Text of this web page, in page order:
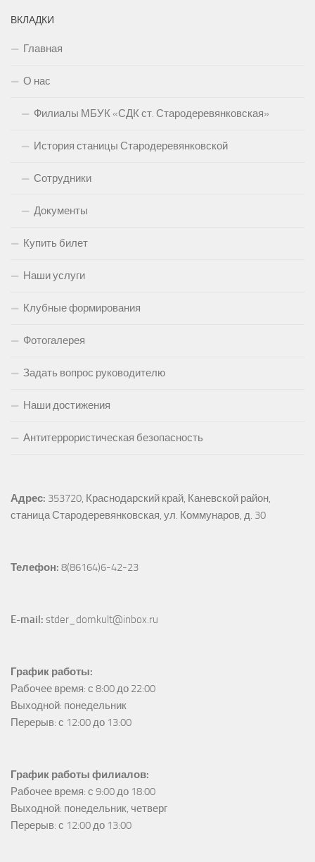
ВКЛАДКИ
Главная
О нас
Филиалы МБУК «СДК ст. Стародеревянковская»
История станицы Стародеревянковской
Сотрудники
Документы
Купить билет
Наши услуги
Клубные формирования
Фотогалерея
Задать вопрос руководителю
Наши достижения
Антитеррористическая безопасность
Адрес: 353720, Краснодарский край, Каневской район,
станица Стародеревянковская, ул. Коммунаров, д. 30
Телефон: 8(86164)6-42-23
E-mail: stder_domkult@inbox.ru
График работы:
Рабочее время: с 8:00 до 22:00
Выходной: понедельник
Перерыв: с 12:00 до 13:00
График работы филиалов:
Рабочее время: с 9:00 до 18:00
Выходной: понедельник, четверг
Перерыв: с 12:00 до 13:00